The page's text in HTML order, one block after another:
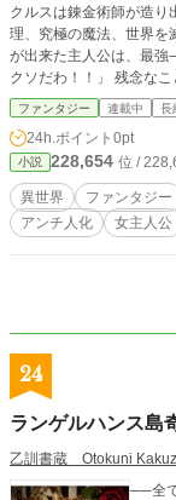
クルスは錬金術師が造り
理、究極の魔法、世界
が出来た主人公は、最強――なのだが……。
クソだわ！！」 残念なことにこの令嬢、極度の竜フェチでした！ 何をするに
も、竜、竜、竜……。な
でも、ひとたびその逆鱗
す。 周囲の人間は、主人公に振り回されて大変……のはずなのだが。 父「娘た
んハァハァ！」 メイド
中「邪眼がうずくぜ……」 恐ろしいことに、変態・変人しかいなかった
は、竜好きの錬金術師令
界ハイテンション・コ
ファンタジー 連載中 長
24h.ポイント 0pt
小説 228,654 位 /
異世界 ファンタジー
アンチ人化
女主人公
24
ランゲルハンス島
乙訓書蔵 Otokuni
──全てはbar